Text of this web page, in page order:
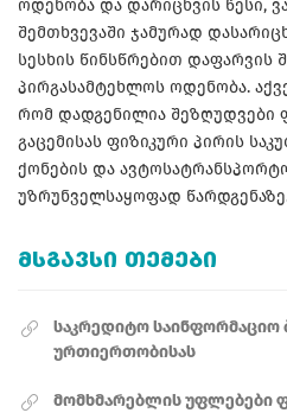
ოდენობა და დარიცხვის წესი,
შემთხვევაში ჯამურად
სესხის წინსწრებით დაფარვის
პირგასამტეხლოს ოდენობა.
რომ დადგენილია შეზღუდვები
გაცემისას ფიზიკური პირის
ქონების და
უზრუნველსაყოფად
ᲛᲡᲒᲐᲕᲡᲘ ᲗᲔᲛᲔᲑᲘ
საკრედიტო საინფორმაციო
ურთიერთობისას
მომხმარებლის უფლებები